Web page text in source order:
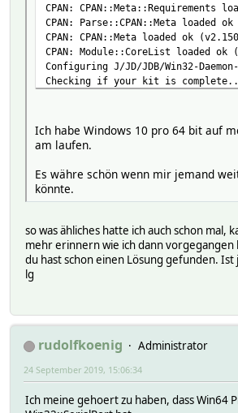
CPAN: CPAN::Meta::Requirements
CPAN: Parse::CPAN::Meta loaded
CPAN: CPAN::Meta loaded ok
CPAN: Module::CoreList loaded ok
Configuring J/JD/JDB/Win32-
Checking if your kit is
Have \fhem\perl\lib
Want \strawberry\perl\lib
Warning: No success on
JDB/Win32-Daemon-20181025.tar.gz
Ich habe Windows 10 pro 64 bit auf
am laufen.
Es währe schön wenn mir jemand
könnte.
so was ähliches hatte ich auch schon mal,
mehr erinnern wie ich dann vorgegangen
du hast schon einen Lösung gefunden. Ist
lg
rudolfkoenig
Administrator
24 September 2019, 15:06:34
Ich meine gehoert zu haben, dass Win64